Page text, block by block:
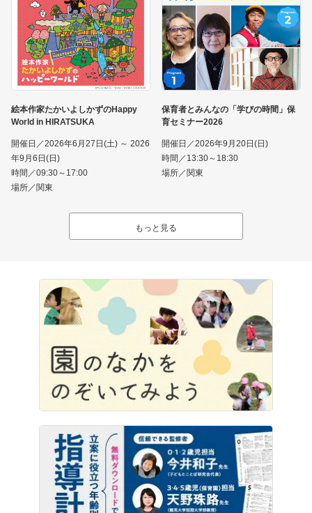
絵本作家たかいよしかずのHappy
World in HIRATSUKA
開催日／2026年6月27日(土) ～ 2026
年9月6日(日)
時間／09:30～17:00
場所／関東
保育者とみんなの「学びの時間」保
育セミナー2026
開催日／2026年9月20日(日)
時間／13:30～18:30
場所／関東
もっと見る